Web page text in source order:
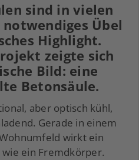
sind in vielen
Übel
Highlight.
zeigte sich
Bild: eine
Betonsäule.
aber optisch kühl,
Gerade in einem
wirkt ein
ein Fremdkörper.